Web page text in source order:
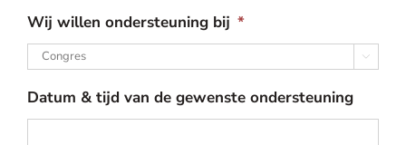
Wij willen ondersteuning bij *

Datum & tijd van de gewenste ondersteuning